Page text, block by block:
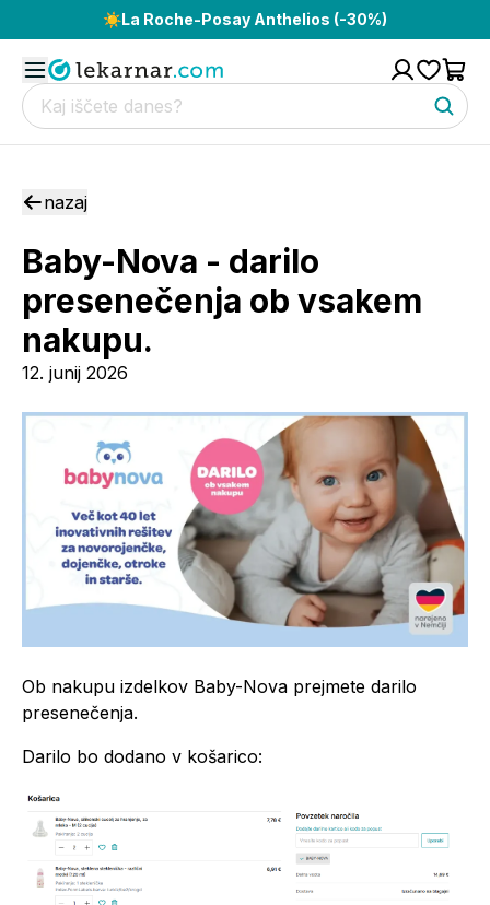
☀️La Roche-Posay Anthelios (-30%)
nazaj
Baby-Nova - darilo
presenečenja ob vsakem
nakupu.
12. junij 2026
Ob nakupu izdelkov Baby-Nova prejmete darilo
presenečenja.
Darilo bo dodano v košarico: